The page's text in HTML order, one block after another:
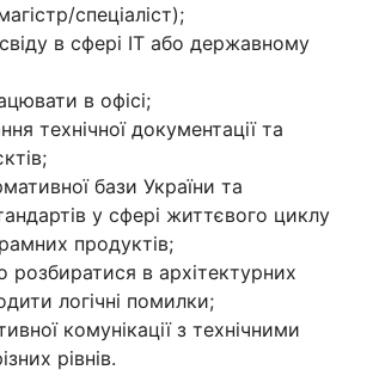
спеціаліст);
в сфері ІТ або державному
в офісі;
технічної документації та
бази України та
у сфері життєвого циклу
продуктів;
розбиратися в архітектурних
логічні помилки;
комунікації з технічними
рівнів.